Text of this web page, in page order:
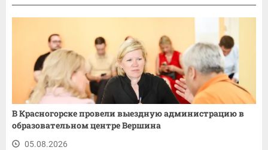
В Красногорске провели выездную администрацию в
образовательном центре Вершина
05.08.2026